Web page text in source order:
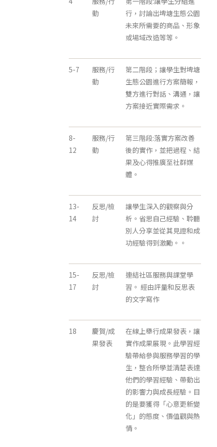
動
行，討論出埤塘生態公園
未來所需要的商品、形象
或場域改造等等。
5-7
服務/行
動
第二階段；讓學生對埤塘
生態公園進行方案簡報，
雙方進行對話、溝通，讓
方案接近實際需求。
8-
12
服務/行
動
第三階段:落實方案改善
後的實作，並把過程、結
果及心得推廣至社群媒
體。
13-
14
反思/檢
討
讓學生深入的觀察與分
析。省思自己經驗、聆聽
別人分享並從其見證和成
功經驗得到激勵。。
15-
17
反思/檢
討
連結社區服務與課堂學
習。 經由評量和反思表
的文字寫作
18
慶賀/成
果發表
在線上舉行成果發表，讓
實作成果展現。此學習經
驗帶給參與服務學習的學
生，整合所學並清楚表達
他們的學習經驗、帶動出
的影響力與成長經驗。目
的是要獲得「心意更新變
化」的態度、價值觀與熱
情。